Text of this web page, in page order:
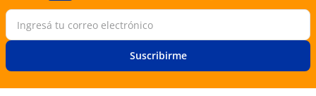
Suscribirme